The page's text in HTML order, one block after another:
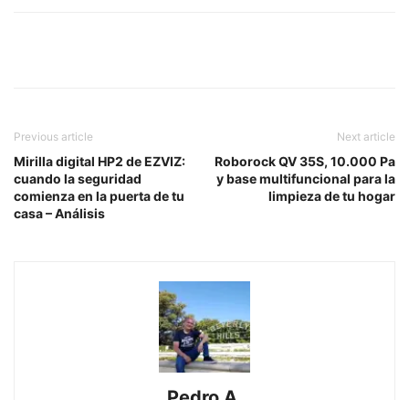
Previous article
Mirilla digital HP2 de EZVIZ:
cuando la seguridad
comienza en la puerta de tu
casa – Análisis
Next article
Roborock QV 35S, 10.000 Pa
y base multifuncional para la
limpieza de tu hogar